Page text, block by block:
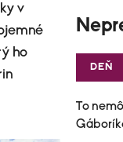
v
ho
DEŇ
To